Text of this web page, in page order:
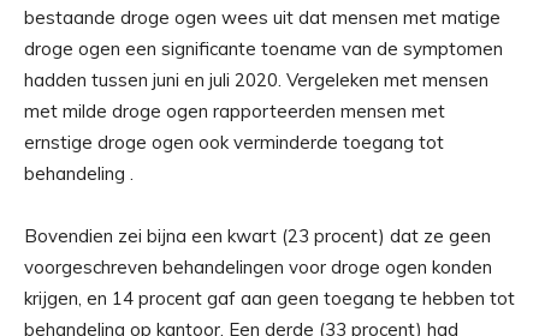
bestaande droge ogen wees uit dat mensen met matige
droge ogen een significante toename van de symptomen
hadden tussen juni en juli 2020. Vergeleken met mensen
met milde droge ogen rapporteerden mensen met
ernstige droge ogen ook verminderde toegang tot
behandeling .
Bovendien zei bijna een kwart (23 procent) dat ze geen
voorgeschreven behandelingen voor droge ogen konden
krijgen, en 14 procent gaf aan geen toegang te hebben tot
behandeling op kantoor. Een derde (33 procent) had